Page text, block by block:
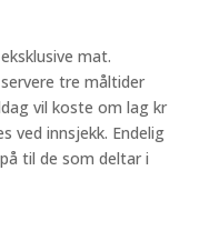
mat.
tre måltider
vil koste om lag kr
ved innsjekk. Endelig
til de som deltar i